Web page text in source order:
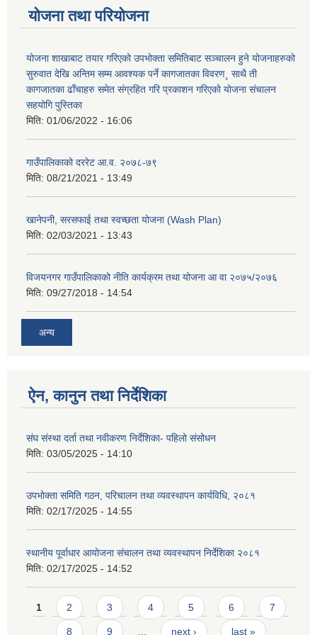
योजना तथा परियोजना
योजना शाखाबाट तयार गरिएको उपभोक्ता समितिबाट सञ्चालन हुने योजनाहरुको
सुरुवात देखि अन्तिम सम्म आवश्यक पर्ने कागजातका विवरण¸ साथै ती
कागजातका ढाँचाहरु समेत संग्रहित गरि प्रकाशन गरिएको योजना संचालन
सहयोगि पुस्तिका
मिति: 01/06/2022 - 16:06
गाउँपालिकाको दररेट आ.व. २०७८-७९
मिति: 08/21/2021 - 13:49
खानेपनी, सरसफाई तथा स्वच्छता योजना (Wash Plan)
मिति: 02/03/2021 - 13:43
विजयनगर गाउँपालिकाको नीति कार्यक्रम तथा योजना आ वा २०७५/२०७६
मिति: 09/27/2018 - 14:54
अन्य
ऐन, कानुन तथा निर्देशिका
संघ संस्था दर्ता तथा नवीकरण निर्देशिका- पहिलो संसोधन
मिति: 03/05/2025 - 14:10
उपभोक्ता समिति गठन, परिचालन तथा व्यवस्थापन कार्यविधि, २०८१
मिति: 02/17/2025 - 14:55
स्थानीय पूर्वाधार आयोजना संचालन तथा व्यवस्थापन निर्देशिका २०८१
मिति: 02/17/2025 - 14:52
Pages
1 2 3 4 5 6 7
8 9 next › last »